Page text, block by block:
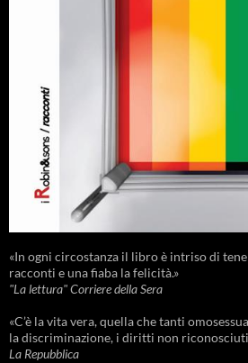
«In ogni circostanza il libro è intriso di
racconti e una fiaba la felicità.»
"La lettura" Corriere della Sera
«C’è la vita vera, quella che tanti
la discriminazione, i diritti non
La Repubblica